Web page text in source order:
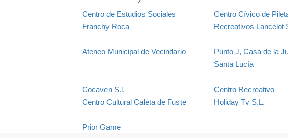
Centro de Estudios Sociales
Franchy Roca
Centro Cívico de
Recreativos Lancelot
Ateneo Municipal de Vecindario
Punto J, Casa de la
Santa Lucía
Cocaven S.l.
Centro Recreativo
Centro Cultural Caleta de Fuste
Holiday Tv S.L.
Prior Game